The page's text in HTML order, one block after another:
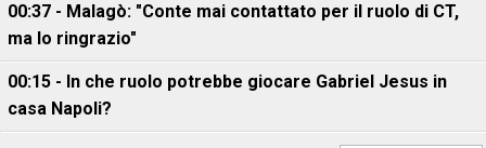
00:37 - Malagò: "Conte mai contattato per il ruolo di CT,
ma lo ringrazio"
00:15 - In che ruolo potrebbe giocare Gabriel Jesus in
casa Napoli?